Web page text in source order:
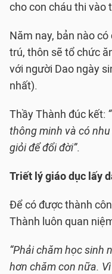
cho con cháu thi vào
Năm nay, bản nào
trú, thôn sẽ tổ chức
với người Dao ngày
nhất).
Thầy Thành đúc kết:
thông minh và có
giỏi để đổi đời”.
Triết lý giáo dục lấy
Để có được thành
Thành luôn quan
“Phải chăm học sinh
hơn chăm con nữa.